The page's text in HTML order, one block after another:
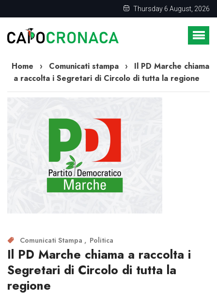
Thursday 6 August, 2026
Home › Comunicati stampa ›
Il PD Marche chiama
a raccolta i Segretari di Circolo di tutta la regione
Comunicati Stampa Politica
Il PD Marche chiama a raccolta i
Segretari di Circolo di tutta la
regione